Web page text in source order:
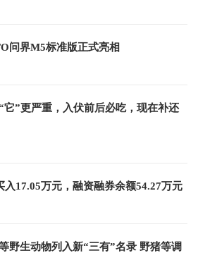
问界M5标准版正式亮相
它”更严重，入伏前后必吃，现在补还
入17.05万元，融资融券余额54.27万元
野生动物列入新“三有”名录 野猪等调